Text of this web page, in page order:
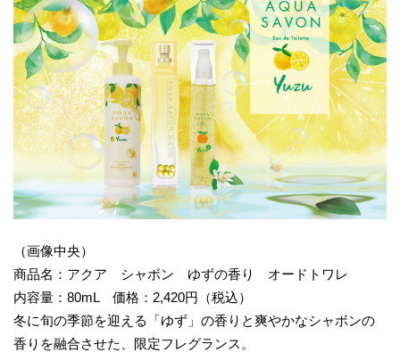
（画像中央）
商品名：アクア シャボン ゆずの香り オードトワレ
内容量：80mL 価格：2,420円（税込）
冬に旬の季節を迎える「ゆず」の香りと爽やかなシャボンの
香りを融合させた、限定フレグランス。